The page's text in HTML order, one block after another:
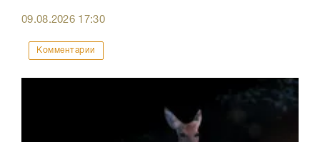
09.08.2026 17:30
Комментарии